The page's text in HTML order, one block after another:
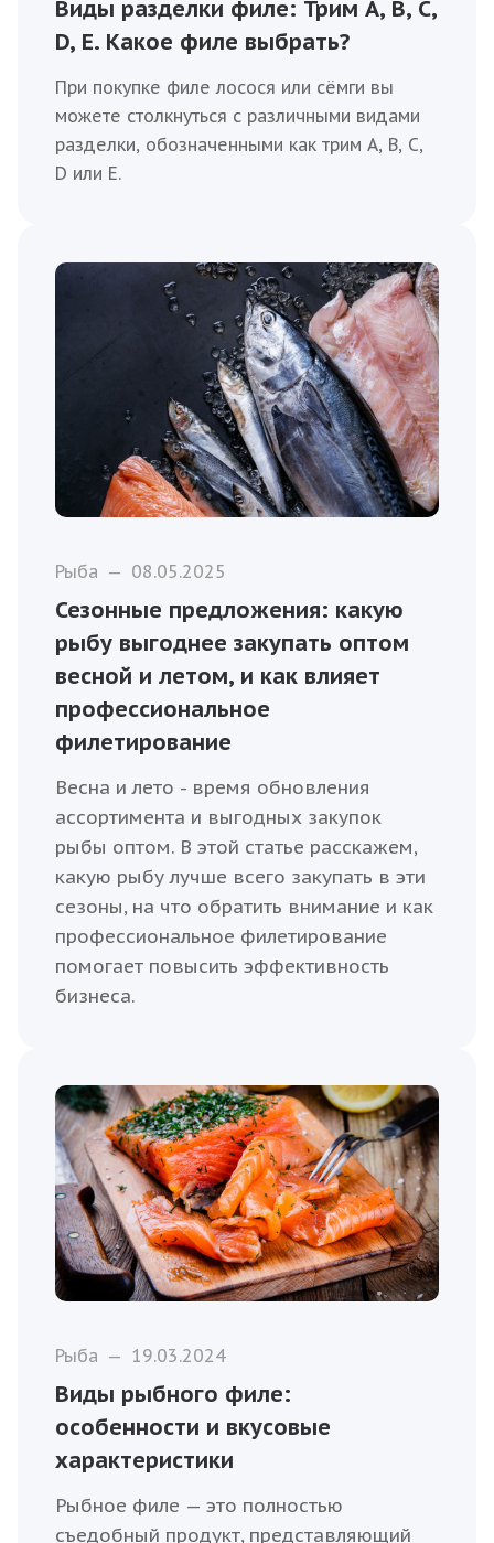
Виды разделки филе: Трим A, B, C,
D, E. Какое филе выбрать?
При покупке филе лосося или сёмги вы
можете столкнуться с различными видами
разделки, обозначенными как трим A, B, C,
D или E.
Рыба — 08.05.2025
Сезонные предложения: какую
рыбу выгоднее закупать оптом
весной и летом, и как влияет
профессиональное
филетирование
Весна и лето - время обновления
ассортимента и выгодных закупок
рыбы оптом. В этой статье расскажем,
какую рыбу лучше всего закупать в эти
сезоны, на что обратить внимание и как
профессиональное филетирование
помогает повысить эффективность
бизнеса.
Рыба — 19.03.2024
Виды рыбного филе:
особенности и вкусовые
характеристики
Рыбное филе — это полностью
съедобный продукт, представляющий